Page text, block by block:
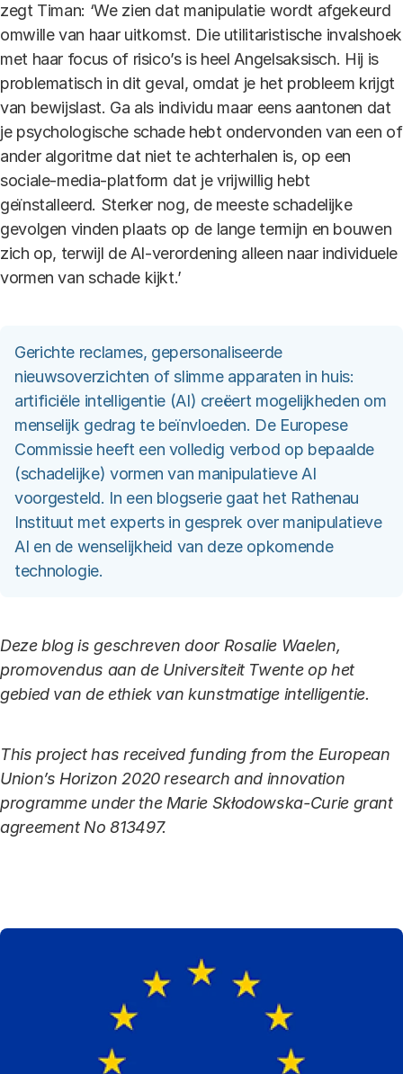
zegt Timan: ‘We zien dat manipulatie wordt afgekeurd
omwille van haar uitkomst. Die utilitaristische invalshoek
met haar focus of risico’s is heel Angelsaksisch. Hij is
problematisch in dit geval, omdat je het probleem krijgt
van bewijslast. Ga als individu maar eens aantonen dat
je psychologische schade hebt ondervonden van een of
ander algoritme dat niet te achterhalen is, op een
sociale-media-platform dat je vrijwillig hebt
geïnstalleerd. Sterker nog, de meeste schadelijke
gevolgen vinden plaats op de lange termijn en bouwen
zich op, terwijl de AI-verordening alleen naar individuele
vormen van schade kijkt.’
Gerichte reclames, gepersonaliseerde
nieuwsoverzichten of slimme apparaten in huis:
artificiële intelligentie (AI) creëert mogelijkheden om
menselijk gedrag te beïnvloeden. De Europese
Commissie heeft een volledig verbod op bepaalde
(schadelijke) vormen van manipulatieve AI
voorgesteld. In een blogserie gaat het Rathenau
Instituut met experts in gesprek over manipulatieve
AI en de wenselijkheid van deze opkomende
technologie.
Deze blog is geschreven door Rosalie Waelen,
promovendus aan de Universiteit Twente op het
gebied van de ethiek van kunstmatige intelligentie.
This project has received funding from the European
Union’s Horizon 2020 research and innovation
programme under the Marie Skłodowska-Curie grant
agreement No 813497.